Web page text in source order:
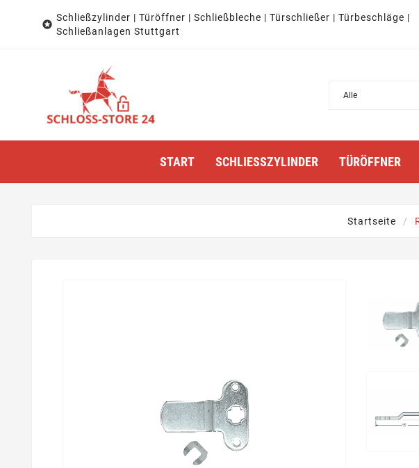

Schließzylinder | Türöffner | Schließbleche | Türschließer | Türbeschläge |
Schließanlagen Stuttgart
START SCHLIESSZYLINDER TÜRÖFFNER
Startseite